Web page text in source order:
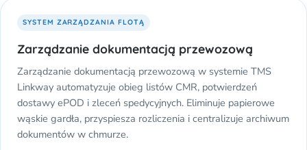
SYSTEM ZARZĄDZANIA FLOTĄ
Zarządzanie dokumentacją przewozową
Zarządzanie dokumentacją przewozową w systemie TMS
Linkway automatyzuje obieg listów CMR, potwierdzeń
dostawy ePOD i zleceń spedycyjnych. Eliminuje papierowe
wąskie gardła, przyspiesza rozliczenia i centralizuje archiwum
dokumentów w chmurze.